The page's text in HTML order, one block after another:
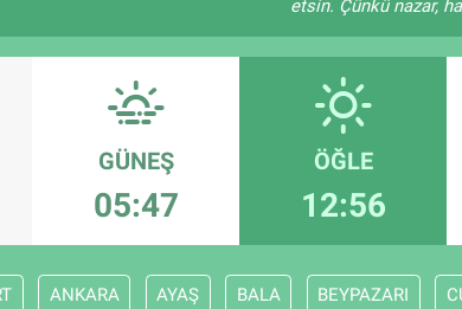
etsin. Çünkü nazar,
GÜNEŞ
05:47
ÖĞLE
12:56
ANKARA AYAŞ BALA BEYPAZARI